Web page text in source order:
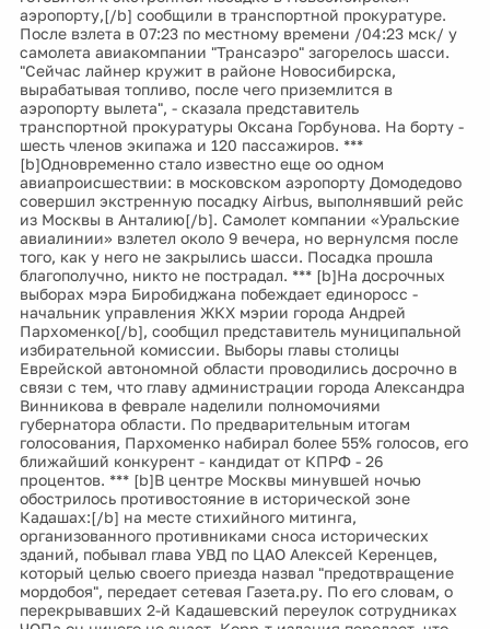
аэропорту,[/b] сообщили в транспортной прокуратуре.
После взлета в 07:23 по местному времени /04:23 мск/ у
самолета авиакомпании "Трансаэро" загорелось шасси.
"Сейчас лайнер кружит в районе Новосибирска,
вырабатывая топливо, после чего приземлится в
аэропорту вылета", - сказала представитель
транспортной прокуратуры Оксана Горбунова. На борту -
шесть членов экипажа и 120 пассажиров. ***
[b]Одновременно стало известно еще оо одном
авиапроисшествии: в московском аэропорту Домодедово
совершил экстренную посадку Airbus, выполнявший рейс
из Москвы в Анталию[/b]. Самолет компании «Уральские
авиалинии» взлетел около 9 вечера, но вернулсмя после
того, как у него не закрылись шасси. Посадка прошла
благополучно, никто не пострадал. *** [b]На досрочных
выборах мэра Биробиджана побеждает единоросс -
начальник управления ЖКХ мэрии города Андрей
Пархоменко[/b], сообщил представитель муниципальной
избирательной комиссии. Выборы главы столицы
Еврейской автономной области проводились досрочно в
связи с тем, что главу администрации города Александра
Винникова в феврале наделили полномочиями
губернатора области. По предварительным итогам
голосования, Пархоменко набирал более 55% голосов, его
ближайший конкурент - кандидат от КПРФ - 26
процентов. *** [b]В центре Москвы минувшей ночью
обострилось противостояние в исторической зоне
Кадашах:[/b] на месте стихийного митинга,
организованного противниками сноса исторических
зданий, побывал глава УВД по ЦАО Алексей Керенцев,
который целью своего приезда назвал "предотвращение
мордобоя", передает сетевая Газета.ру. По его словам, о
перекрывавших 2-й Кадашевский переулок сотрудниках